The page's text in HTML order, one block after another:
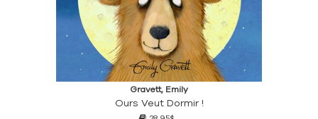
Gravett, Emily
Ours Veut Dormir !